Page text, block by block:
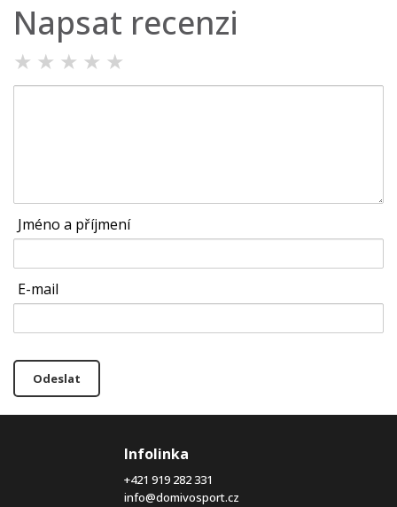
Napsat recenzi
★ ★ ★ ★ ★
Jméno a příjmení
E-mail
Odeslat
Infolinka
+421 919 282 331
info@domivosport.cz